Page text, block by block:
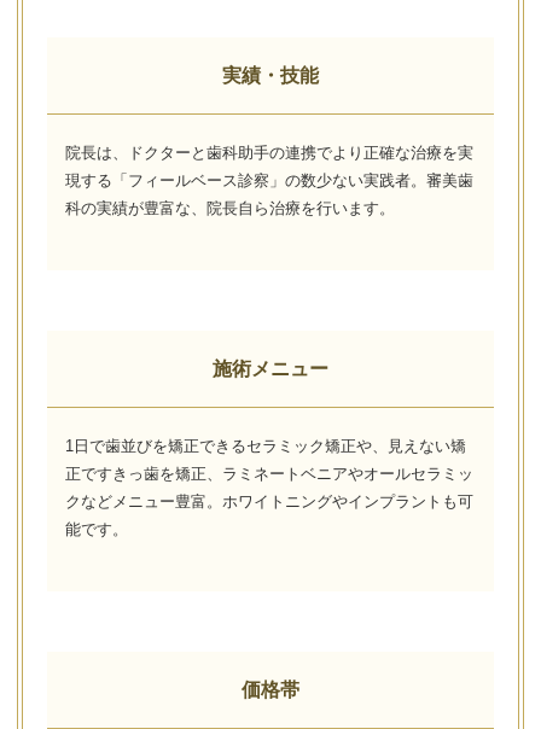
実績・技能
院長は、ドクターと歯科助手の連携でより正確な治療を実
現する「フィールベース診察」の数少ない実践者。審美歯
科の実績が豊富な、院長自ら治療を行います。
施術メニュー
1日で歯並びを矯正できるセラミック矯正や、見えない矯
正ですきっ歯を矯正、ラミネートベニアやオールセラミッ
クなどメニュー豊富。ホワイトニングやインプラントも可
能です。
価格帯